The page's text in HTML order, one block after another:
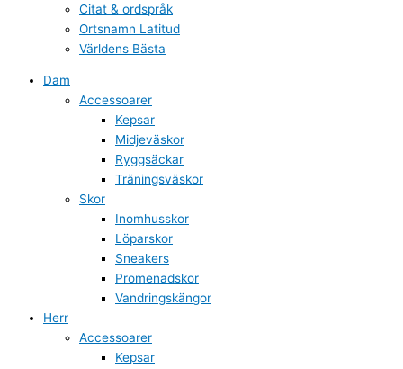
Citat & ordspråk
Ortsnamn Latitud
Världens Bästa
Dam
Accessoarer
Kepsar
Midjeväskor
Ryggsäckar
Träningsväskor
Skor
Inomhusskor
Löparskor
Sneakers
Promenadskor
Vandringskängor
Herr
Accessoarer
Kepsar